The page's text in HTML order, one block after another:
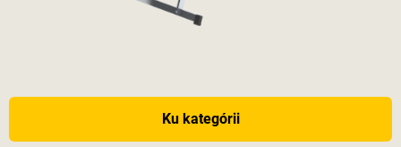
Ku kategórii